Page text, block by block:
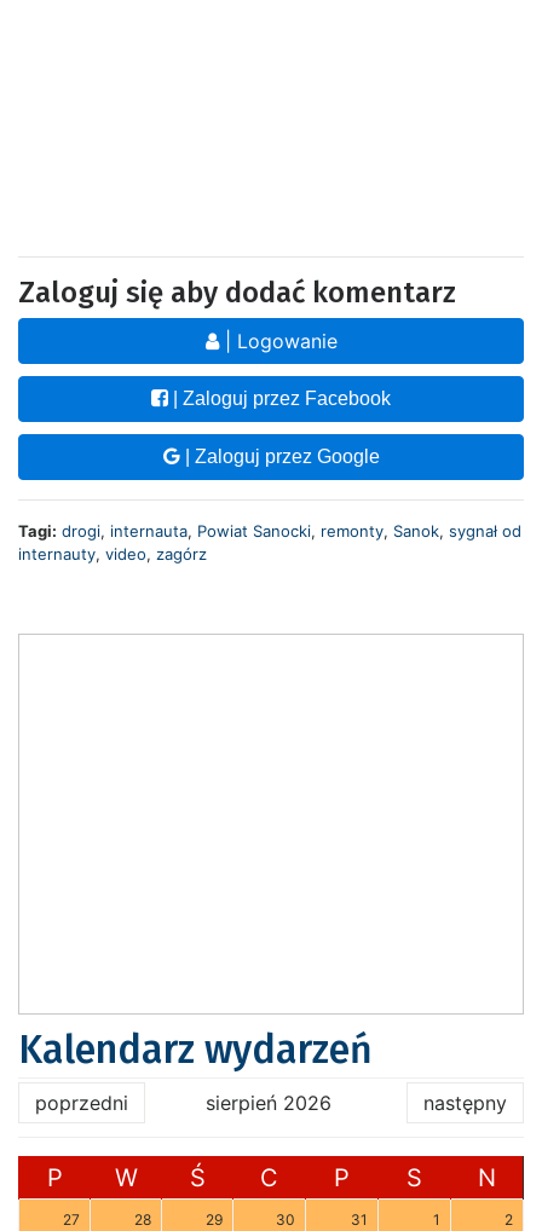
Zaloguj się aby dodać komentarz
| Logowanie
| Zaloguj przez Facebook
| Zaloguj przez Google
Tagi: drogi, internauta, Powiat Sanocki, remonty, Sanok, sygnał od
internauty, video, zagórz
Kalendarz wydarzeń
poprzedni sierpień 2026 następny
P W Ś C P S N
27 28 29 30 31 1 2